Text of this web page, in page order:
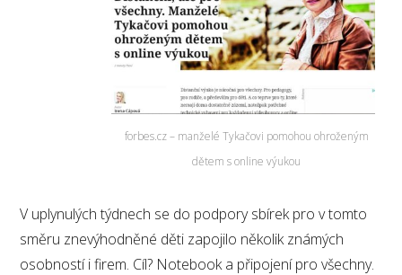
forbes.cz – manželé Tykačovi pomohou ohroženým
dětem s online výukou
V uplynulých týdnech se do podpory sbírek pro v tomto
směru znevýhodněné děti zapojilo několik známých
osobností i firem. Cíl? Notebook a připojení pro všechny.